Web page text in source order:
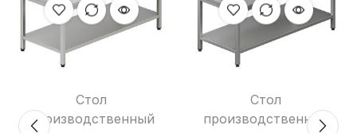
Стол
производственный
Стол
производственный